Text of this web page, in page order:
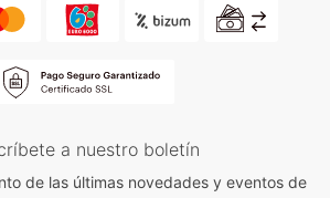
a nuestro boletín
de las últimas novedades y eventos de